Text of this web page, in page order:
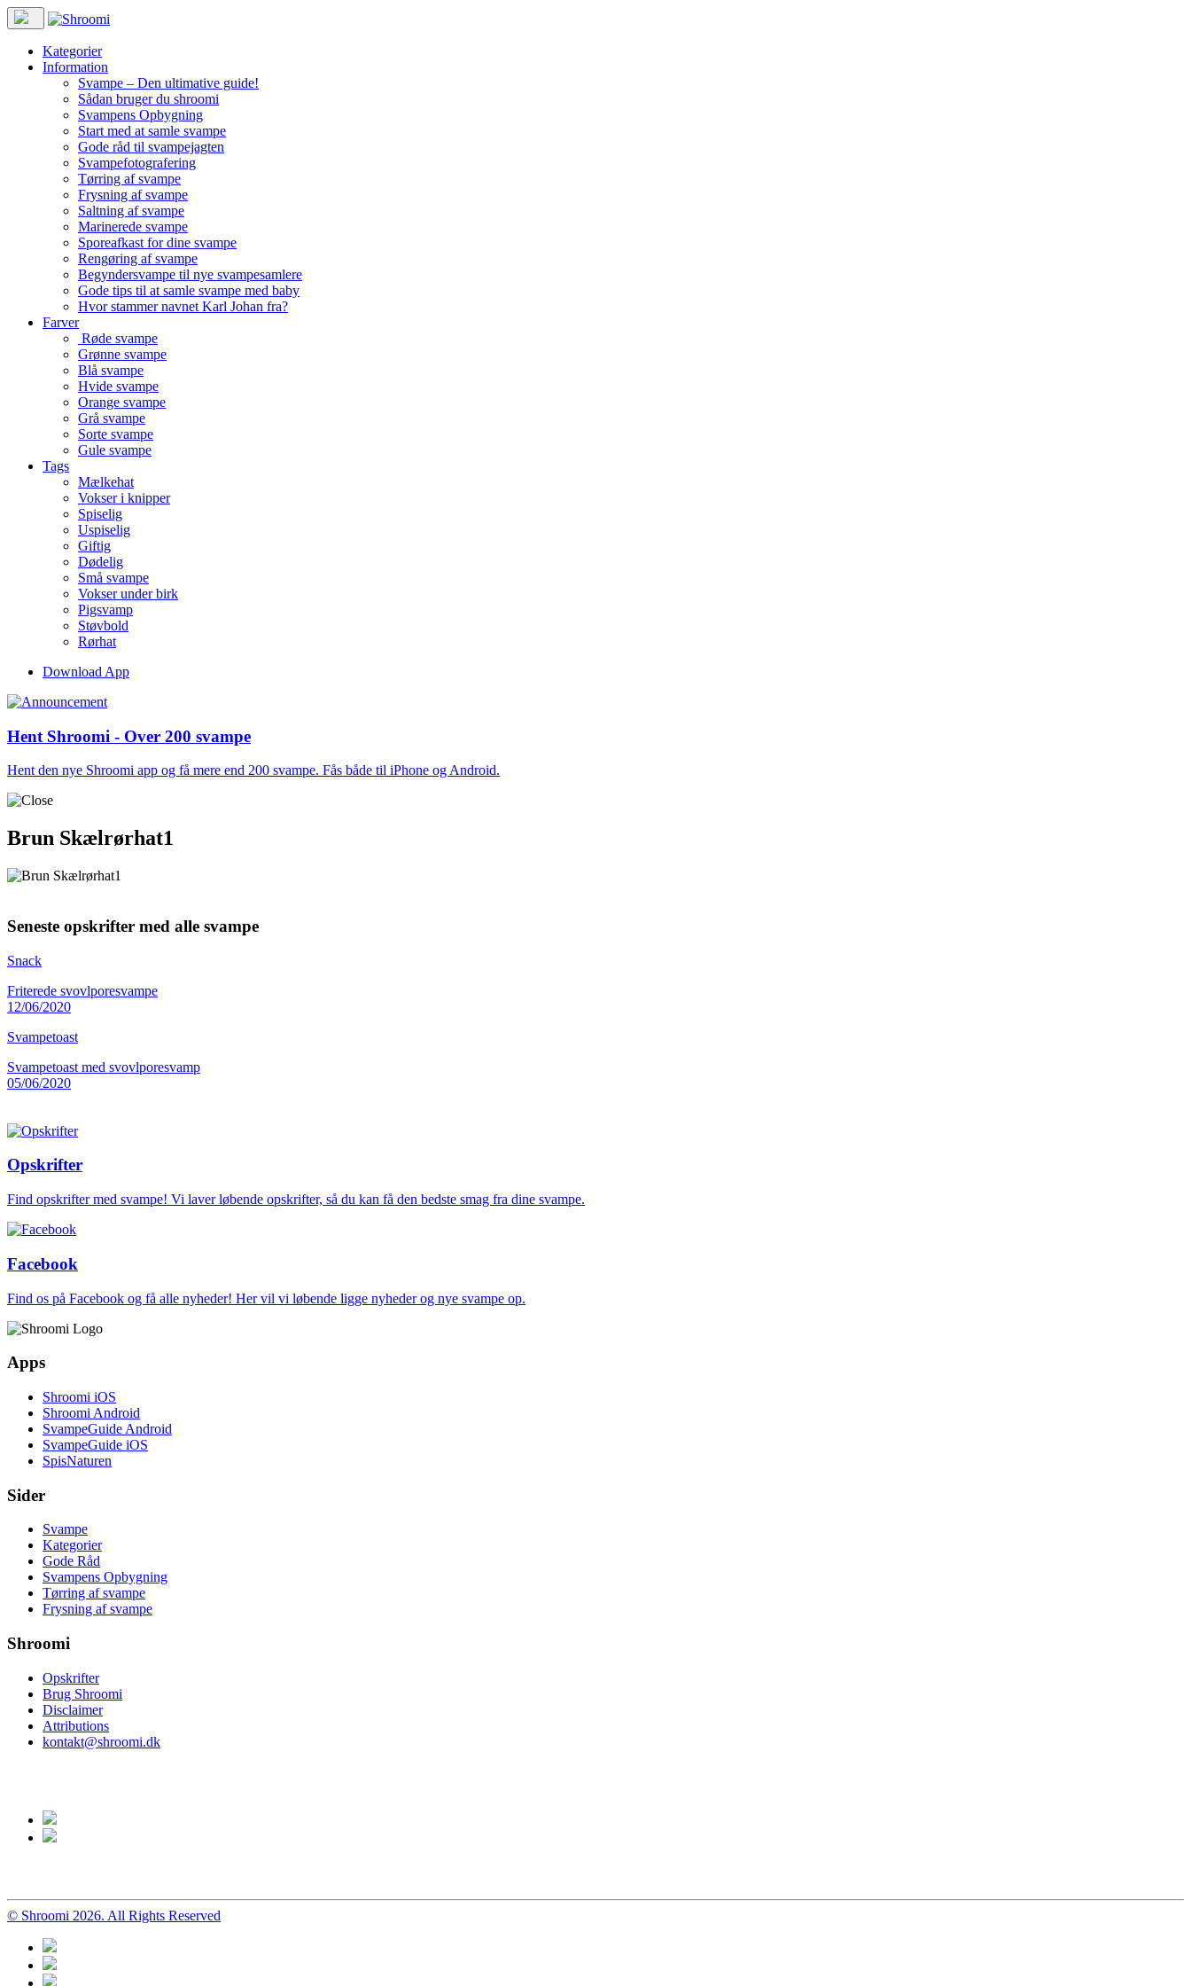
Kategorier
Information
Svampe – Den ultimative guide!
Sådan bruger du shroomi
Svampens Opbygning
Start med at samle svampe
Gode råd til svampejagten
Svampefotografering
Tørring af svampe
Frysning af svampe
Saltning af svampe
Marinerede svampe
Sporeafkast for dine svampe
Rengøring af svampe
Begyndersvampe til nye svampesamlere
Gode tips til at samle svampe med baby
Hvor stammer navnet Karl Johan fra?
Farver
Røde svampe
Grønne svampe
Blå svampe
Hvide svampe
Orange svampe
Grå svampe
Sorte svampe
Gule svampe
Tags
Mælkehat
Vokser i knipper
Spiselig
Uspiselig
Giftig
Dødelig
Små svampe
Vokser under birk
Pigsvamp
Støvbold
Rørhat
Download App
Hent Shroomi - Over 200 svampe
Hent den nye Shroomi app og få mere end 200 svampe. Fås både til iPhone og Android.
Brun Skælrørhat1
Seneste opskrifter med alle svampe
Snack
Friterede svovlporesvampe
12/06/2020
Svampetoast
Svampetoast med svovlporesvamp
05/06/2020
Opskrifter
Find opskrifter med svampe! Vi laver løbende opskrifter, så du kan få den bedste smag fra dine svampe.
Facebook
Find os på Facebook og få alle nyheder! Her vil vi løbende ligge nyheder og nye svampe op.
Apps
Shroomi iOS
Shroomi Android
SvampeGuide Android
SvampeGuide iOS
SpisNaturen
Sider
Svampe
Kategorier
Gode Råd
Svampens Opbygning
Tørring af svampe
Frysning af svampe
Shroomi
Opskrifter
Brug Shroomi
Disclaimer
Attributions
kontakt@shroomi.dk
© Shroomi 2026. All Rights Reserved